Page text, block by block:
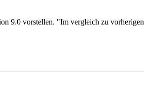
9.0 vorstellen. "Im vergleich zu vorherigen